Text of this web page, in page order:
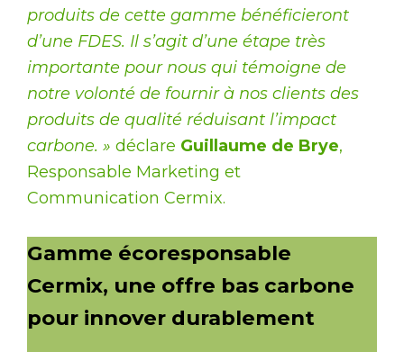
produits de cette gamme bénéficieront
d’une FDES. Il s’agit d’une étape très
importante pour nous qui témoigne de
notre volonté de fournir à nos clients des
produits de qualité réduisant l’impact
carbone. » déclare Guillaume de Brye,
Responsable Marketing et
Communication Cermix.
Gamme écoresponsable
Cermix, une offre bas carbone
pour innover durablement